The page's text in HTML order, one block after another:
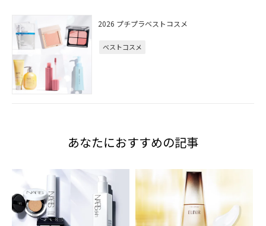
2026 プチプラベストコスメ
ベストコスメ
あなたにおすすめの記事